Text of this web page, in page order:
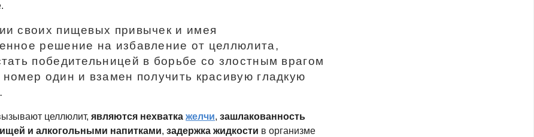
своих пищевых привычек и имея
решение на избавление от целлюлита,
победительницей в борьбе со злостным врагом
один и взамен получить красивую гладкую
целлюлит,являются нехваткажелчи,зашлакованность
и алкогольными напитками,задержка жидкости в организме